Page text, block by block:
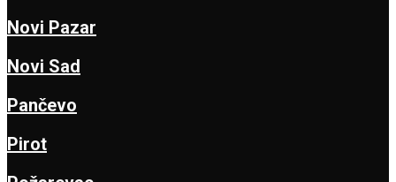
Novi Pazar
Novi Sad
Pančevo
Pirot